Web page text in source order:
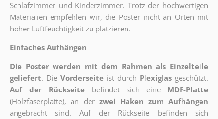
Schlafzimmer und Kinderzimmer. Trotz der hochwertigen
Materialien empfehlen wir, die Poster nicht an Orten mit
hoher Luftfeuchtigkeit zu platzieren.
Einfaches Aufhängen
Die Poster werden mit dem Rahmen als Einzelteile
geliefert. Die Vorderseite ist durch Plexiglas geschützt.
Auf der Rückseite
befindet sich eine
MDF-Platte
(Holzfaserplatte), an der zwei Haken zum Aufhängen
angebracht sind.
Auf der Rückseite befinden sich